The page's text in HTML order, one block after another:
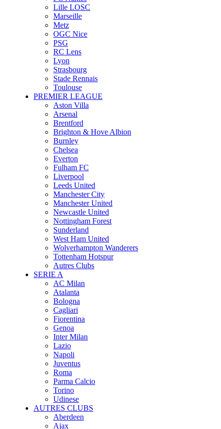
Lille LOSC
Marseille
Metz
OGC Nice
PSG
RC Lens
Lyon
Strasbourg
Stade Rennais
Toulouse
PREMIER LEAGUE
Aston Villa
Arsenal
Brentford
Brighton & Hove Albion
Burnley
Chelsea
Everton
Fulham FC
Liverpool
Leeds United
Manchester City
Manchester United
Newcastle United
Nottingham Forest
Sunderland
West Ham United
Wolverhampton Wanderers
Tottenham Hotspur
Autres Clubs
SERIE A
AC Milan
Atalanta
Bologna
Cagliari
Fiorentina
Genoa
Inter Milan
Lazio
Napoli
Juventus
Roma
Parma Calcio
Torino
Udinese
AUTRES CLUBS
Aberdeen
Ajax